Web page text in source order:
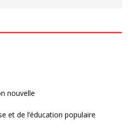
nouvelle
et de l’éducation populaire